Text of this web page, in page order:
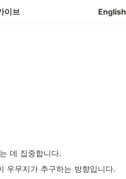
이브 English
타
데 집중합니다.
우무지가 추구하는 방향입니다.